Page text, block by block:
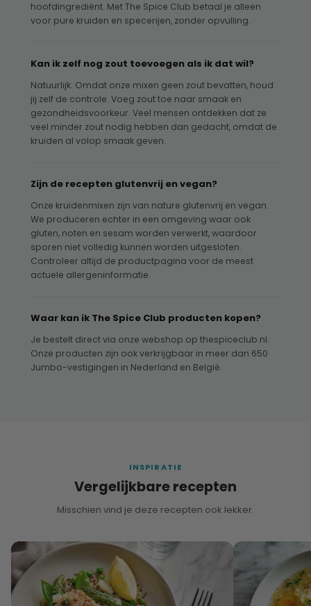
hoofdingrediënt. Met The Spice Club betaal je alleen
voor pure kruiden en specerijen, zonder opvulling.
Kan ik zelf nog zout toevoegen als ik dat wil?
Natuurlijk. Omdat onze mixen geen zout bevatten, houd
jij zelf de controle. Voeg zout toe naar smaak en
gezondheidsvoorkeur. Veel mensen ontdekken dat ze
veel minder zout nodig hebben dan gedacht, omdat de
kruiden al volop smaak geven.
Zijn de recepten glutenvrij en vegan?
Onze kruidenmixen zijn van nature glutenvrij en vegan.
We produceren echter in een omgeving waar ook
gluten, noten en sesam worden verwerkt, waardoor
sporen niet volledig kunnen worden uitgesloten.
Controleer altijd de productpagina voor de meest
actuele allergeninformatie.
Waar kan ik The Spice Club producten kopen?
Je bestelt direct via onze webshop op thespiceclub.nl.
Onze producten zijn ook verkrijgbaar in meer dan 650
Jumbo-vestigingen in Nederland en België.
INSPIRATIE
Vergelijkbare recepten
Misschien vind je deze recepten ook lekker.